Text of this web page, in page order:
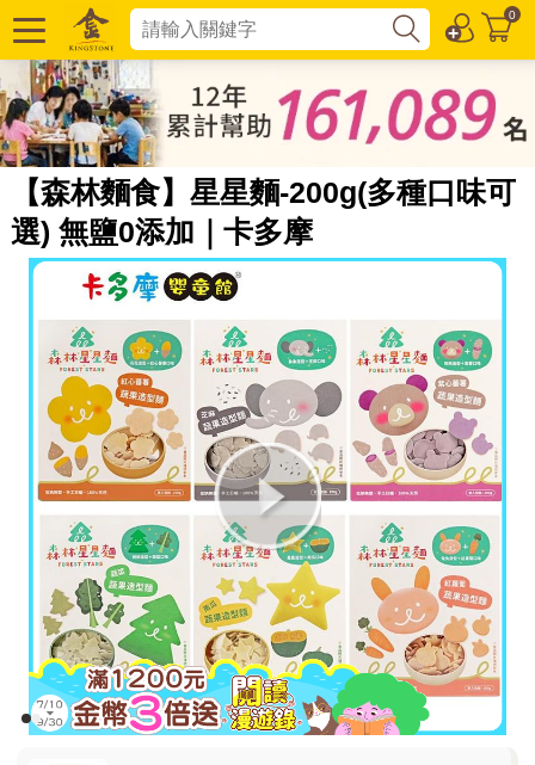
0
【森林麵食】星星麵-200g(多種口味可
選) 無鹽0添加｜卡多摩